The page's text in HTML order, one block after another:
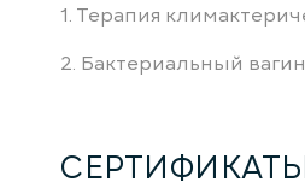
1. Терапия
2. Бактериальный